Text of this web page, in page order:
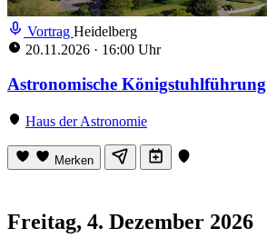
Vortrag Heidelberg
20.11.2026 · 16:00 Uhr
Astronomische Königstuhlführung
Haus der Astronomie
Merken
Freitag, 4. Dezember 2026